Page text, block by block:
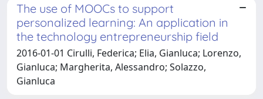
The use of MOOCs to support
personalized learning: An application in
the technology entrepreneurship field
2016-01-01 Cirulli, Federica; Elia, Gianluca; Lorenzo,
Gianluca; Margherita, Alessandro; Solazzo,
Gianluca